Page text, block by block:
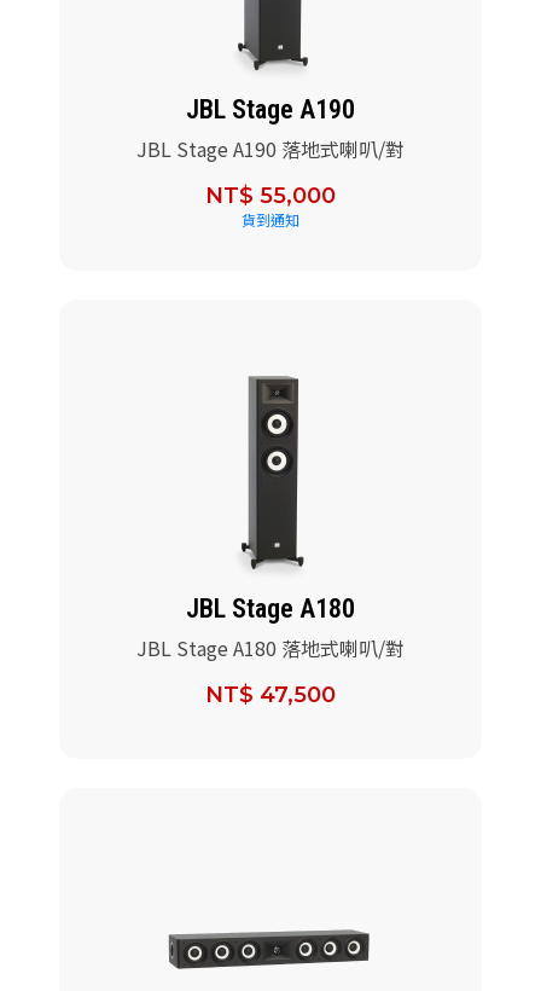
JBL Stage A190
JBL Stage A190 落地式喇叭/對
NT$ 55,000
貨到通知
JBL Stage A180
JBL Stage A180 落地式喇叭/對
NT$ 47,500